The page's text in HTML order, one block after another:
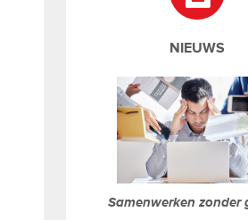
NIEUWS
Samenwerken zonder